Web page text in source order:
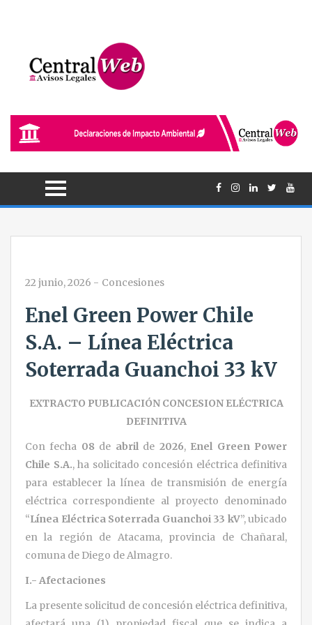
22 junio, 2026 - Concesiones
Enel Green Power Chile
S.A. – Línea Eléctrica
Soterrada Guanchoi 33 kV
EXTRACTO PUBLICACIÓN CONCESION ELÉCTRICA
DEFINITIVA
Con fecha 08 de abril de 2026, Enel Green Power
Chile S.A., ha solicitado concesión eléctrica definitiva
para establecer la línea de transmisión de energía
eléctrica correspondiente al proyecto denominado
“Línea Eléctrica Soterrada Guanchoi 33 kV”, ubicado
en la región de Atacama, provincia de Chañaral,
comuna de Diego de Almagro.
I.- Afectaciones
La presente solicitud de concesión eléctrica definitiva,